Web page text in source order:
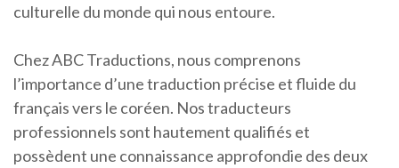
culturelle du monde qui nous entoure.
Chez ABC Traductions, nous comprenons
l’importance d’une traduction précise et fluide du
français vers le coréen. Nos traducteurs
professionnels sont hautement qualifiés et
possèdent une connaissance approfondie des deux